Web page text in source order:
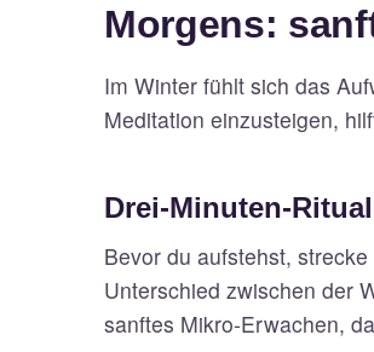
Morgens:
Im Winter fühlt sich das
Meditation einzusteigen,
Drei-Minuten-
Bevor du aufstehst,
Unterschied zwischen der
sanftes Mikro-Erwachen,